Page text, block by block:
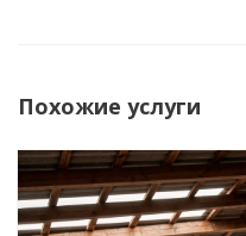
Похожие услуги